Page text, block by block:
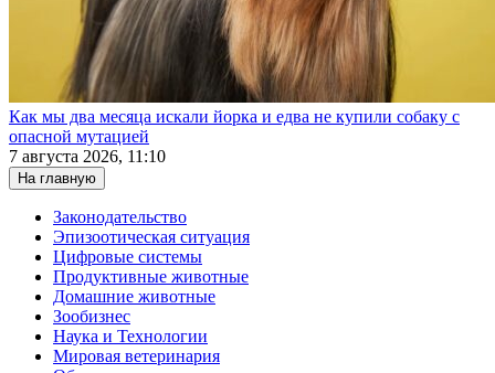
Как мы два месяца искали йорка и едва не купили собаку с
опасной мутацией
7 августа 2026, 11:10
На главную
Законодательство
Эпизоотическая ситуация
Цифровые системы
Продуктивные животные
Домашние животные
Зообизнес
Наука и Технологии
Мировая ветеринария